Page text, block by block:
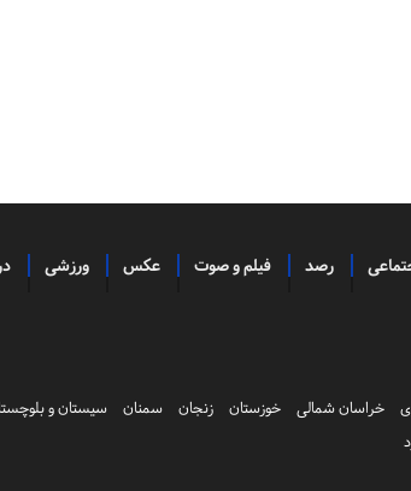
رصد فیلم و صوت عکس ورزشی
خراسان شمالی خوزستان زنجان سمنان سیستان و